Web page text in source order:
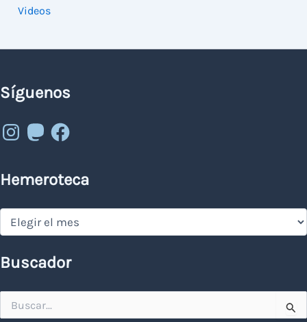
Videos
Síguenos
Instagram
MastodonFacebook
Hemeroteca
Hemeroteca
Buscador
por: